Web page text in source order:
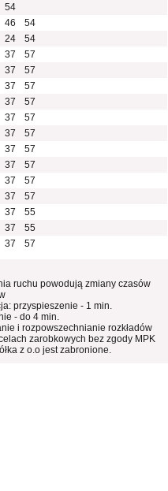
54
46
54
24
54
37
57
37
57
37
57
37
57
37
57
37
57
37
57
37
57
37
57
37
57
37
55
37
55
37 57
ruchu powodują zmiany czasów
przyspieszenie - 1 min.
- do 4 min.
i rozpowszechnianie rozkładów
zarobkowych bez zgody MPK
z o.o jest zabronione.